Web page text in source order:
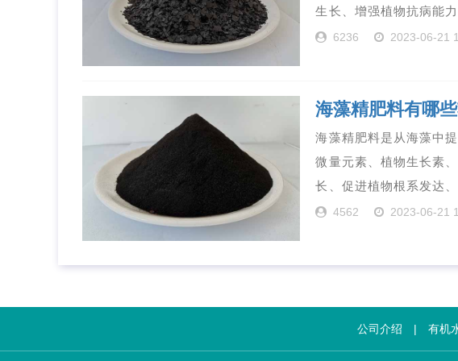
生长、增强植物抗病能
6236 2023-06-21
海藻精肥料有哪
海藻精肥料是从海藻中
微量元素、植物生长素
长、促进植物根系发达
4562 2023-06-21
公司介绍 | 有机